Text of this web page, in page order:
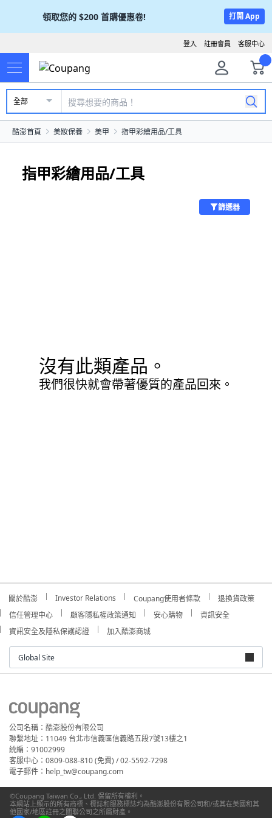
領取您的 $200 首購優惠卷! 打開 App
客服中心
註冊會員
登入
全部
酷澎首頁 美妝保養 美甲 指甲彩繪用品/工具
指甲彩繪用品/工具
篩選器
沒有此類產品。
我們很快就會帶著優質的產品回來。
關於酷澎 Investor Relations Coupang使用者條款
退換貨政策
信任管理中心
顧客隱私權政策通知 安心購物
資訊安全
資訊安全及隱私保護認證
加入酷澎商城
Global Site
公司名稱：酷澎股份有限公司
聯繫地址：11049 台北市信義區信義路五段7號13樓之1
統編：91002999
客服中心：0809-088-810 (免費) / 02-5592-7298
電子郵件：help_tw@coupang.com
©Coupang Taiwan Co., Ltd. 保留所有權利。
本網站上顯示的所有商標、標誌和服務標誌均為酷澎股份有限公司和/或其在美國和其
他國家/地區註冊之關聯公司之所屬財產。